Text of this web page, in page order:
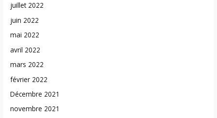
juillet 2022
juin 2022
mai 2022
avril 2022
mars 2022
février 2022
Décembre 2021
novembre 2021